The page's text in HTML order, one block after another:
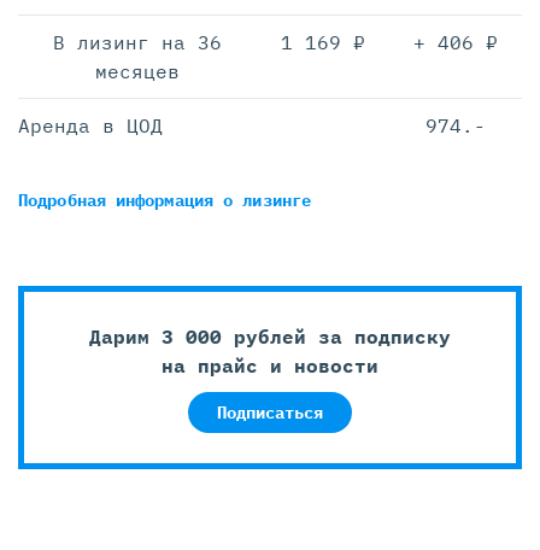
В лизинг на 36
месяцев
1 169 ₽ + 406 ₽
Аренда в ЦОД 974.-
Подробная информацияо лизинге
Дарим 3 000 рублей за подписку
на прайс и новости
Подписаться